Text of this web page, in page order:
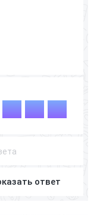
Н К А
ответ